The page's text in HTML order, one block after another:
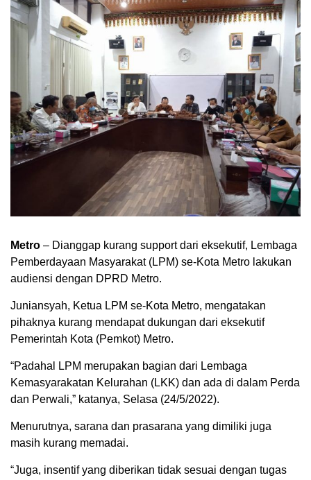
Metro – Dianggap kurang support dari eksekutif, Lembaga
Pemberdayaan Masyarakat (LPM) se-Kota Metro lakukan
audiensi dengan DPRD Metro.
Juniansyah, Ketua LPM se-Kota Metro, mengatakan
pihaknya kurang mendapat dukungan dari eksekutif
Pemerintah Kota (Pemkot) Metro.
“Padahal LPM merupakan bagian dari Lembaga
Kemasyarakatan Kelurahan (LKK) dan ada di dalam Perda
dan Perwali,” katanya, Selasa (24/5/2022).
Menurutnya, sarana dan prasarana yang dimiliki juga
masih kurang memadai.
“Juga, insentif yang diberikan tidak sesuai dengan tugas